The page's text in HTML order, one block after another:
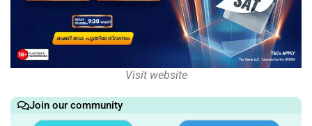
Visit website
Join our community